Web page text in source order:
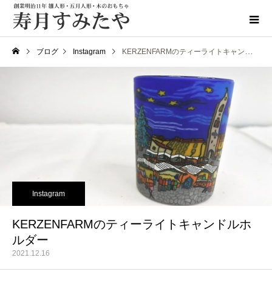
ブログ Instagram KERZENFARMのティーライトキャンドルホルダー
Instagram
KERZENFARMのティーライトキャンドルホ
ルダー
2021.12.16